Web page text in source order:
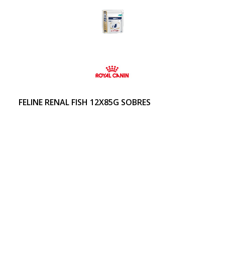
FELINE RENAL FISH 12X85G SOBRES